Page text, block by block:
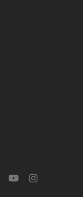
youtubeinstagram